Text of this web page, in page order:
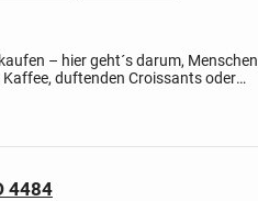
– hier geht´s darum, Menschen
duftenden Croissants oder
4484